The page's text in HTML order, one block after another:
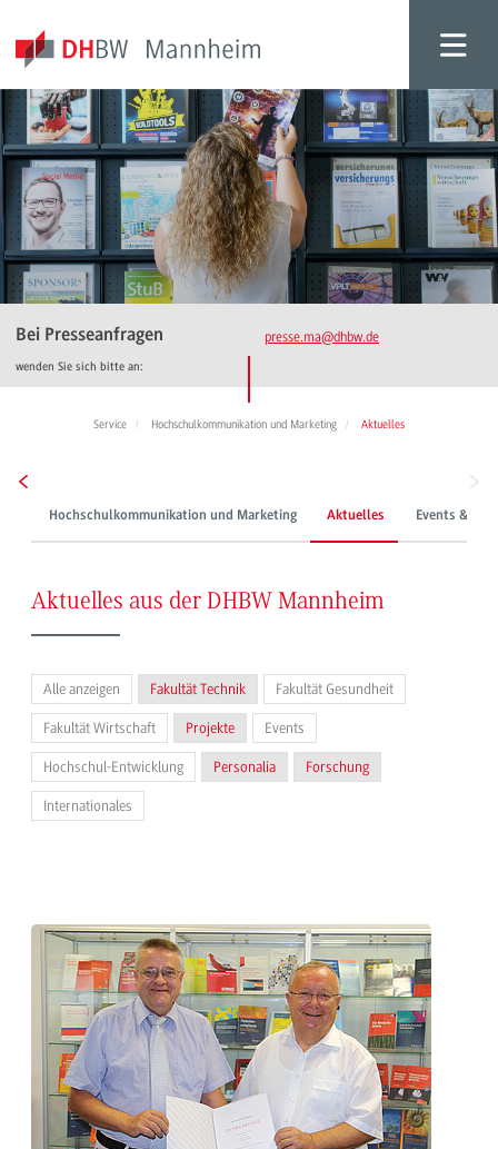
Bei Presseanfragen
wenden Sie sich bitte an:
presse.ma@dhbw.de
Service Hochschulkommunikation und Marketing Aktuelles
Hochschulkommunikation und Marketing Aktuelles Events &
Aktuelles aus der DHBW Mannheim
Alle anzeigen Fakultät Technik Fakultät Gesundheit
Fakultät Wirtschaft Projekte Events
Hochschul-Entwicklung Personalia Forschung
Internationales